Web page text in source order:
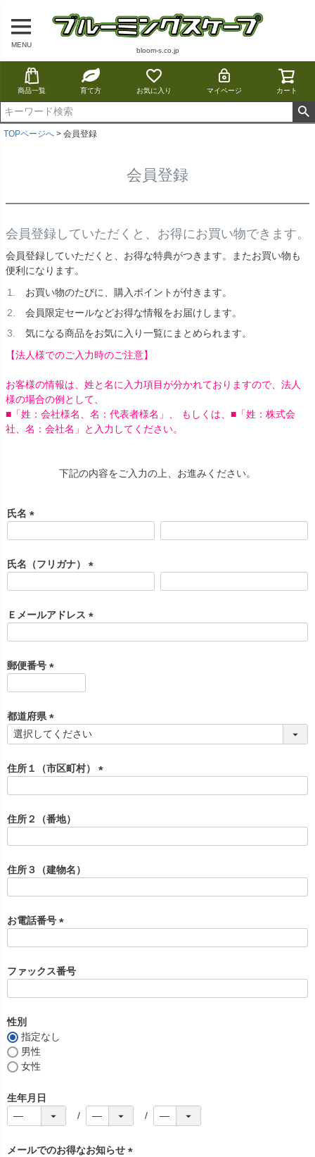
MENU
bloom-s.co.jp
商品一覧 育て方 お気に入り マイページ カート
TOPページへ 会員登録
会員登録
会員登録していただくと、お得にお買い物できます。
会員登録していただくと、お得な特典がつきます。またお買い物も
便利になります。
お買い物のたびに、購入ポイントが付きます。
会員限定セールなどお得な情報をお届けします。
気になる商品をお気に入り一覧にまとめられます。
【法人様でのご入力時のご注意】
お客様の情報は、姓と名に入力項目が分かれておりますので、法人
様の場合の例として、
■「姓：会社様名、名：代表者様名」、 もしくは、■「姓：株式会
社、名：会社名」と入力してください。
下記の内容をご入力の上、お進みください。
氏名
須
)
氏名（フリガナ）
須
)
Ｅメールアドレス
郵便番号
須
)
都道府県
(
須
)
住所１（市区町村）
)
住所２（番地）
住所３（建物名）
お電話番号
須
)
ファックス番号
性別
指定なし
男性
女性
生年月日
メールでのお得なお知らせ